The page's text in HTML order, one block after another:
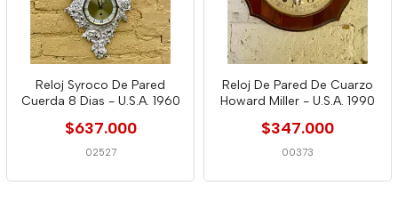
Reloj Syroco De Pared
Cuerda 8 Dias - U.S.A. 1960
$637.000
02527
Reloj De Pared De Cuarzo
Howard Miller - U.S.A. 1990
$347.000
00373